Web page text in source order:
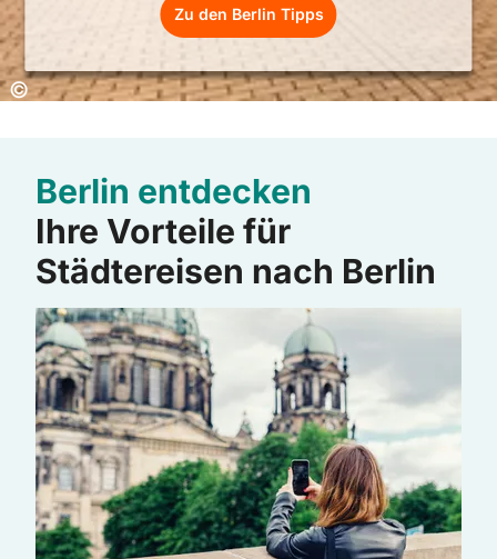
Zu den Berlin Tipps
Copyright:
©
Berlin entdecken
Ihre Vorteile für
Städtereisen nach Berlin